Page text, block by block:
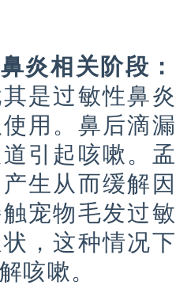
炎相关阶段：
是过敏性鼻
用。鼻后滴
引起咳嗽。
生从而缓解
宠物毛发过
，这种情况
咳嗽。